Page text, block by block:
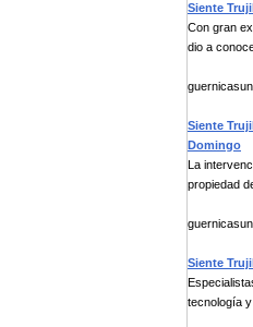
Siente
Con gran
dio a
Siente
Domingo
La
propiedad
Siente
tecnología